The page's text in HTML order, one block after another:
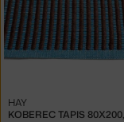
HAY